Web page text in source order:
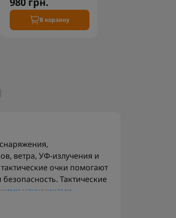
В корзину
ветра, УФ-излучения и
очки помогают
Тактические
наушниками